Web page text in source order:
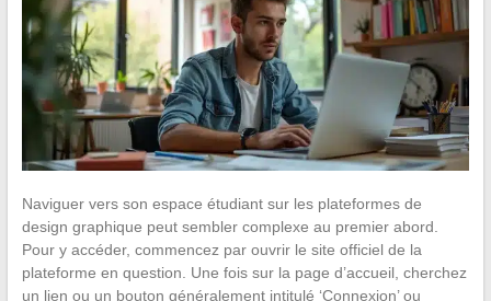
Naviguer vers son espace étudiant sur les plateformes de
design graphique peut sembler complexe au premier abord.
Pour y accéder, commencez par ouvrir le site officiel de la
plateforme en question. Une fois sur la page d’accueil, cherchez
un lien ou un bouton généralement intitulé ‘Connexion’ ou